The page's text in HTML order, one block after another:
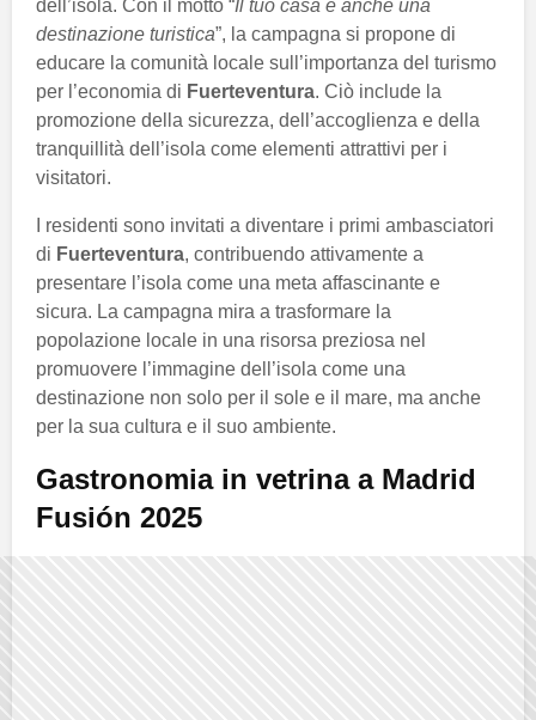
dell’isola. Con il motto “Il tuo casa è anche una
destinazione turistica”, la campagna si propone di
educare la comunità locale sull’importanza del turismo
per l’economia di Fuerteventura. Ciò include la
promozione della sicurezza, dell’accoglienza e della
tranquillità dell’isola come elementi attrattivi per i
visitatori.
I residenti sono invitati a diventare i primi ambasciatori
di Fuerteventura, contribuendo attivamente a
presentare l’isola come una meta affascinante e
sicura. La campagna mira a trasformare la
popolazione locale in una risorsa preziosa nel
promuovere l’immagine dell’isola come una
destinazione non solo per il sole e il mare, ma anche
per la sua cultura e il suo ambiente.
Gastronomia in vetrina a Madrid
Fusión 2025